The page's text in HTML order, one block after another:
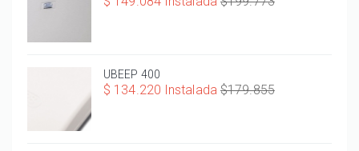
UBEEP 400
$ 134.220 Instalada $179.855